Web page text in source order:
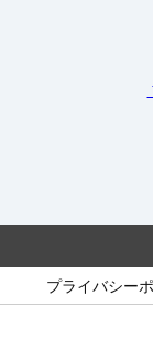
プライバシー